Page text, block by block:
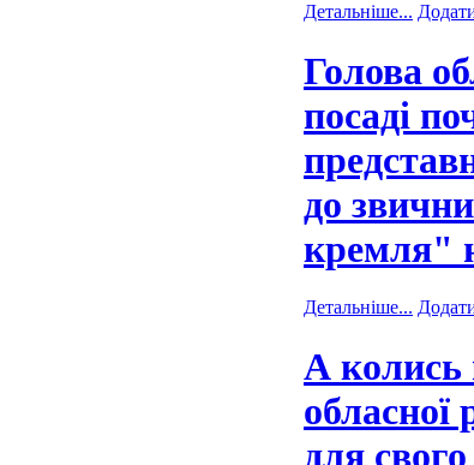
Детальніше...
Голова
посаді
до
кремля"
Детальніше...
А колись
обласної
для